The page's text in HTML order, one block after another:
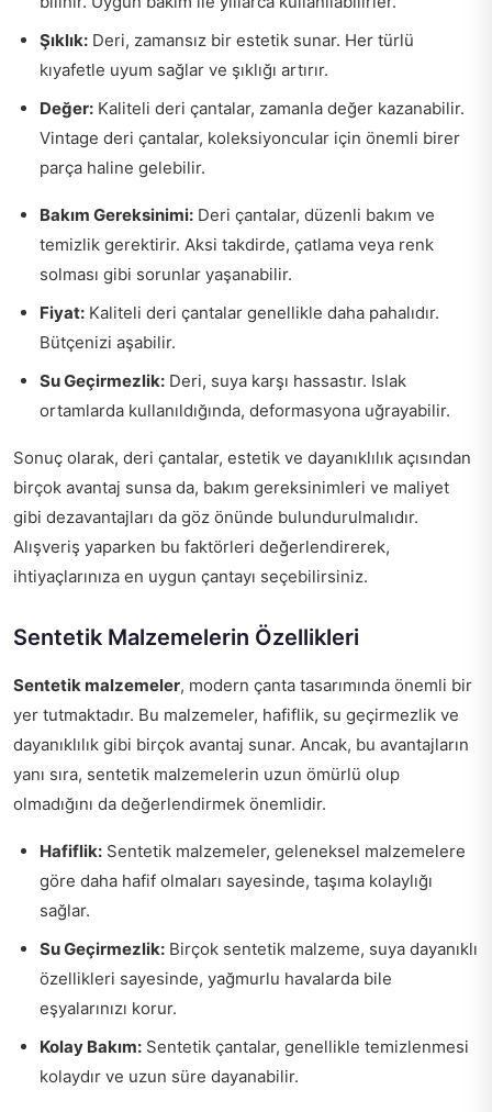
Şıklık: Deri, zamansız bir estetik sunar. Her türlü
kıyafetle uyum sağlar ve şıklığı artırır.
Değer: Kaliteli deri çantalar, zamanla değer kazanabilir.
Vintage deri çantalar, koleksiyoncular için önemli birer
parça haline gelebilir.
Bakım Gereksinimi: Deri çantalar, düzenli bakım ve
temizlik gerektirir. Aksi takdirde, çatlama veya renk
solması gibi sorunlar yaşanabilir.
Fiyat: Kaliteli deri çantalar genellikle daha pahalıdır.
Bütçenizi aşabilir.
Su Geçirmezlik: Deri, suya karşı hassastır. Islak
ortamlarda kullanıldığında, deformasyona uğrayabilir.
Sonuç olarak, deri çantalar, estetik ve dayanıklılık açısından
birçok avantaj sunsa da, bakım gereksinimleri ve maliyet
gibi dezavantajları da göz önünde bulundurulmalıdır.
Alışveriş yaparken bu faktörleri değerlendirerek,
ihtiyaçlarınıza en uygun çantayı seçebilirsiniz.
Sentetik Malzemelerin Özellikleri
Sentetik malzemeler, modern çanta tasarımında önemli bir
yer tutmaktadır. Bu malzemeler, hafiflik, su geçirmezlik ve
dayanıklılık gibi birçok avantaj sunar. Ancak, bu avantajların
yanı sıra, sentetik malzemelerin uzun ömürlü olup
olmadığını da değerlendirmek önemlidir.
Hafiflik: Sentetik malzemeler, geleneksel malzemelere
göre daha hafif olmaları sayesinde, taşıma kolaylığı
sağlar.
Su Geçirmezlik: Birçok sentetik malzeme, suya dayanıklı
özellikleri sayesinde, yağmurlu havalarda bile
eşyalarınızı korur.
Kolay Bakım: Sentetik çantalar, genellikle temizlenmesi
kolaydır ve uzun süre dayanabilir.